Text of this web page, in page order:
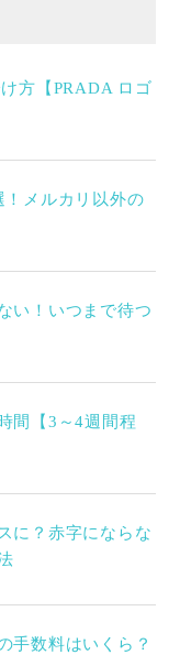
方【PRADA ロゴ
！メルカリ以外の
い！いつまで待つ
間【3～4週間程
に？赤字にならな
手数料はいくら？